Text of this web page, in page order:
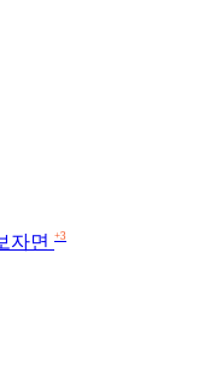
자면 +3